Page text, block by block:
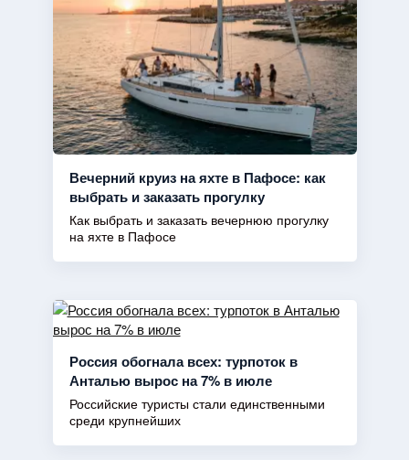
Вечерний круиз на яхте в Пафосе: как
выбрать и заказать прогулку
Как выбрать и заказать вечернюю прогулку
на яхте в Пафосе
Россия обогнала всех: турпоток в
Анталью вырос на 7% в июле
Российские туристы стали единственными
среди крупнейших